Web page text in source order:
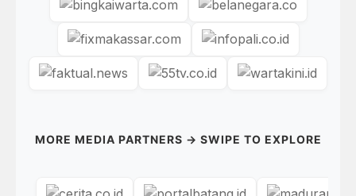
MORE MEDIA PARTNERS → SWIPE TO EXPLORE